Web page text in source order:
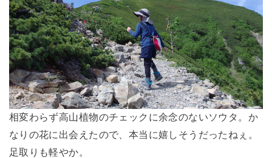
相変わらず高山植物のチェックに余念のないソウタ。か
なりの花に出会えたので、本当に嬉しそうだったねぇ。
足取りも軽やか。